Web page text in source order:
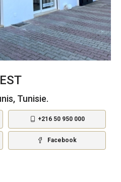
Tunisie.
+216 50 950 000
Facebook